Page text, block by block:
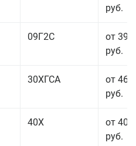
руб.
09Г2С
от 39
руб.
30ХГСА
от 46
руб.
40Х
от 40
руб.